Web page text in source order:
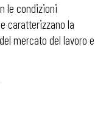
le condizioni
caratterizzano la
mercato del lavoro e